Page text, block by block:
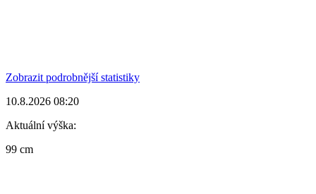
Zobrazit podrobnější statistiky
10.8.2026 08:20
Aktuální výška:
99 cm